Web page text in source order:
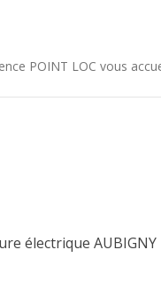
POINT LOC vous
électrique AUBIGNY